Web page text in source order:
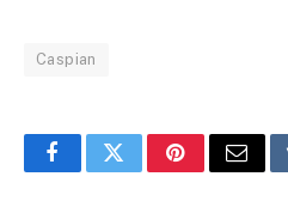
Caspian
FacebookTwitterPinterestEmail